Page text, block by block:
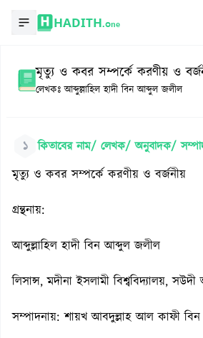
HADITH.One
মৃত্যু ও কবর সম্পর্কে করণীয় ও
লেখকঃ আব্দুল্লাহিল হাদী বিন আব্দুল জলীল
১ কিতাবের নাম/ লেখক/ অনুবাদক/
মৃত্যু ও কবর সম্পর্কে করণীয় ও বর্জনীয়
গ্রন্থনায়:
আব্দুল্লাহিল হাদী বিন আব্দুল জলীল
লিসান্স, মদীনা ইসলামী বিশ্ববিদ্যালয়,
সম্পাদনায়: শায়খ আবদুল্লাহ আল কাফী